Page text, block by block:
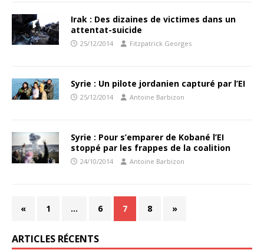
Irak : Des dizaines de victimes dans un
attentat-suicide
25/12/2014 Fitzpatrick Georges
Syrie : Un pilote jordanien capturé par l’EI
25/12/2014 Antoine Barbizon
Syrie : Pour s’emparer de Kobané l’EI
stoppé par les frappes de la coalition
24/10/2014 Antoine Barbizon
« 1 … 6 7 8 »
ARTICLES RÉCENTS